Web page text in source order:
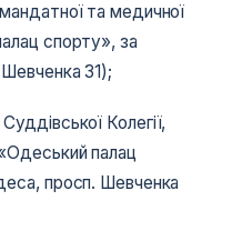
та медичної
спорту», за
31);
Колегії,
палац
просп. Шевченка